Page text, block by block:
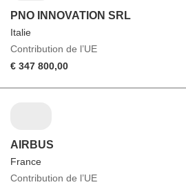
PNO INNOVATION SRL
Italie
Contribution de l’UE
€ 347 800,00
AIRBUS
France
Contribution de l’UE